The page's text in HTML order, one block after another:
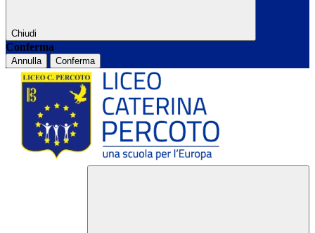
Chiudi
Conferma
Annulla Conferma